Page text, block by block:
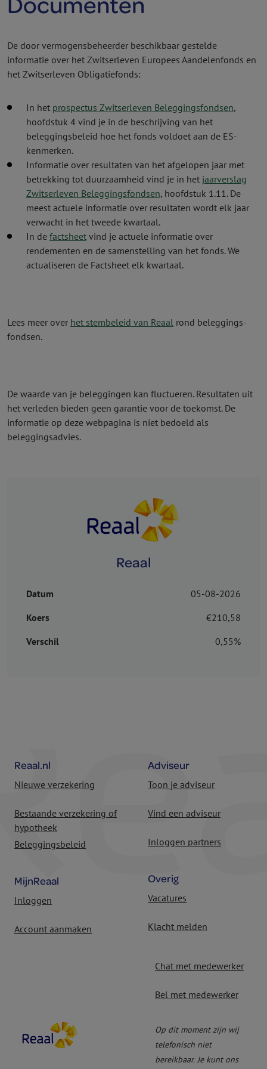
De door vermogens­beheerder beschikbaar gestelde
informatie over het Zwitserleven Europees Aandelen­fonds en
het Zwitserleven Obligatie­fonds:
In het prospectus Zwitserleven Beleggingsfondsen,
hoofdstuk 4 vind je in de beschrijving van het
beleggingsbeleid hoe het fonds voldoet aan de ES-
kenmerken.
Informatie over resultaten van het afgelopen jaar met
betrekking tot duurzaamheid vind je in het jaarverslag
Zwitserleven Beleggingsfondsen, hoofdstuk 1.11.De
meest actuele informatie over resultaten wordt elk jaar
verwacht in het tweede kwartaal.
In de factsheet vind je actuele informatie over
rendementen en de samenstelling van het fonds. We
actualiseren de Factsheet elk kwartaal.
Lees meer over het stembeleid van Reaal rond beleggings­
fondsen.
De waarde van je beleggingen kan fluctueren. Resultaten uit
het verleden bieden geen garantie voor de toekomst. De
informatie op deze webpagina is niet bedoeld als
beleggingsadvies.
Reaal
Datum
05-08-2026
Koers
€210,58
Verschil
0,55%
Reaal.nl
Nieuwe verzekering
Bestaande verzekering of
hypotheek
Beleggingsbeleid
MijnReaal
Inloggen
Account aanmaken
Adviseur
Toon je adviseur
Vind een adviseur
Inloggen partners
Overig
Vacatures
Klacht melden
Chat met medewerker
Bel met medewerker
Op dit moment zijn wij
telefonisch niet
bereikbaar. Je kunt ons